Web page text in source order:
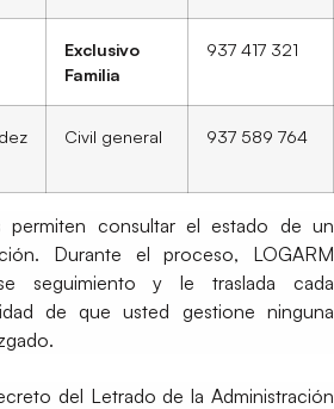
Exclusivo
Familia
937 417 321
Civil general 937 589 764
permiten consultar el estado de un
Durante el proceso, LOGARM
seguimiento y le traslada cada
de que usted gestione ninguna
del Letrado de la Administración